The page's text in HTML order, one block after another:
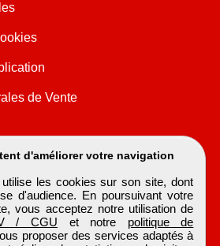
d'améliorer votre navigation
les cookies sur son site, dont
d'audience. En poursuivant votre
vous acceptez notre utilisation de
/ CGU et notre politique de
proposer des services adaptés à
de Vente